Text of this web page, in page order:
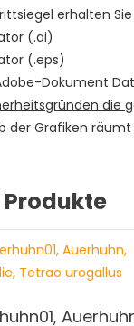
erhalten
(.ai)
(.eps)
Dokument
die
der Grafiken